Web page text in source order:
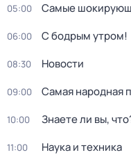
05:00 Самые
06:00 С бодрым утром!
08:30 Новости
09:00 Самая народная
10:00 Знаете ли вы,
11:00 Наука и техника